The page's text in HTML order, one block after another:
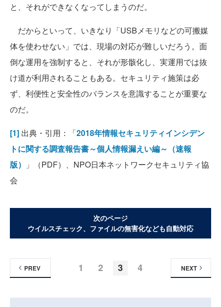
と、それができなくなってしまうのだ。
だからといって、いきなり「USBメモリなどの可搬媒
体を使わせない」では、現場の対応が難しいだろう。面
倒な運用を強制すると、それが形骸化し、実運用では抜
け道が利用されることもある。セキュリティ施策は必
ず、利便性と安全性のバランスを意識することが重要な
のだ。
[1] 出典・引用：「2018年情報セキュリティインシデン
トに関する調査報告書～個人情報漏えい編～（速報
版）
」（PDF）、NPO日本ネットワークセキュリティ協
会
次のページ
ウイルスチェック、ファイルの無害化なども自動対応
1 2 3 4
PREV NEXT